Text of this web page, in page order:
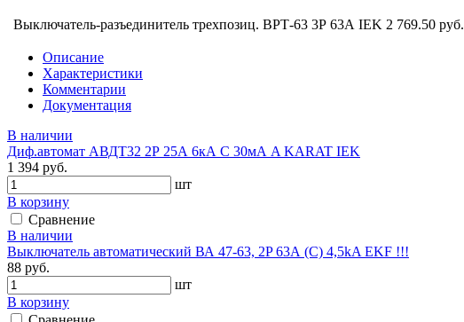
Выключатель-разъединитель трехпозиц. ВРТ-63 3Р 63А IEK 2 769.50 руб.
Описание
Характеристики
Комментарии
Документация
В наличии
Диф.автомат АВДТ32 2Р 25А 6кА С 30мА A KARAT IEK
1 394 руб.
шт
В корзину
Сравнение
В наличии
Выключатель автоматический ВА 47-63, 2P 63А (C) 4,5kA EKF !!!
88 руб.
шт
В корзину